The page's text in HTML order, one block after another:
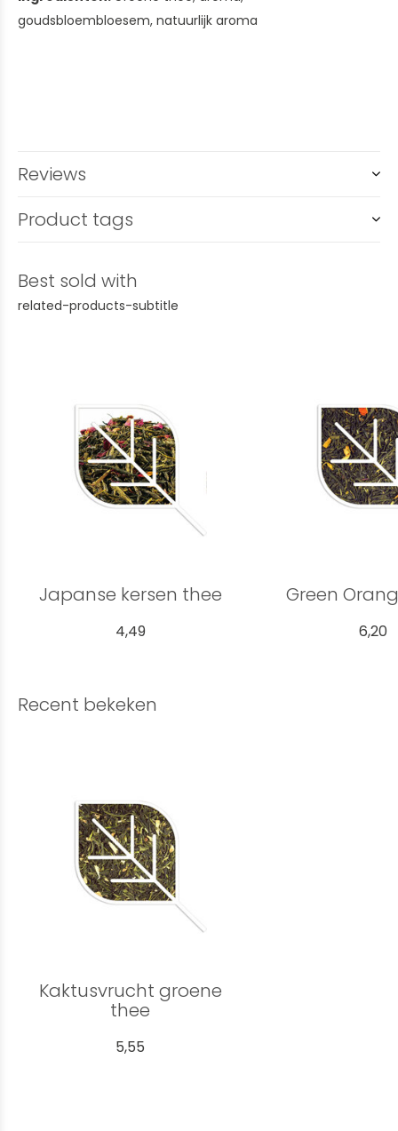
goudsbloembloesem, natuurlijk aroma
Reviews
Product tags
Best sold with
related-products-subtitle
Japanse kersen thee
4,49
Green
6,20
Recent bekeken
Kaktusvrucht groene
thee
5,55